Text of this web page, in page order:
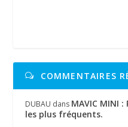
COMMENTAIRES
DUBAU dans MAVIC MINI :
les plus fréquents.